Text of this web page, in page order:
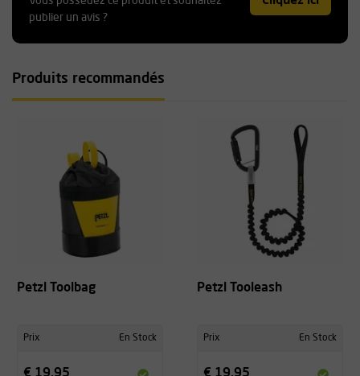
publier un avis ?
Produits recommandés
Petzl Toolbag
Prix En Stock
Petzl Tooleash
Prix En Stock